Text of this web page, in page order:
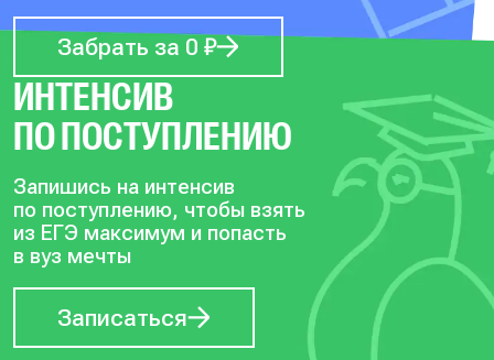
Забрать за 0 ₽
ИНТЕНСИВ
ПО ПОСТУПЛЕНИЮ
Запишись на интенсив
по поступлению, чтобы взять
из ЕГЭ максимум и попасть
в вуз мечты
Записаться